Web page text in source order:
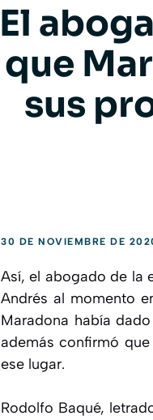
El
que
sus
30 DE NOVIEMBRE DE
Así, el abogado de la
Andrés al momento
Maradona había
además confirmó
ese lugar.
Rodolfo Baqué,